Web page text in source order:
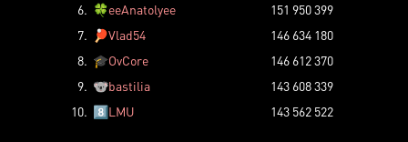
6. 🍀eeAnatolyee
151 950 399
7.
🏓Vlad54
146 634 180
8. 🎓OvCore
146 612 370
9. 🐨bastilia
143 608 339
10. 8️⃣LMU 143 562 522